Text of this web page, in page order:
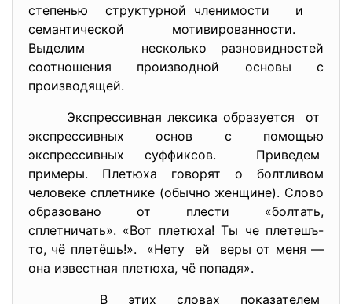
степенью структурной членимости и
семантической мотивированности.
Выделим несколько разновидностей
соотношения производной основы с
производящей.
Экспрессивная лексика образуется от
экспрессивных основ с помощью
экспрессивных суффиксов. Приведем
примеры. Плетюха говорят о болтливом
человеке сплетнике (обычно женщине). Слово
образовано от плести «болтать,
сплетничать». «Вот плетюха! Ты че плетешъ-
то, чё плетёшь!». «Нету ей веры от меня —
она известная плетюха, чё попадя».
В этих словах показателем